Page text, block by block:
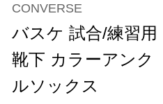
CONVERSE
バスケ 試合/練習用
靴下 カラーアンク
ルソックス